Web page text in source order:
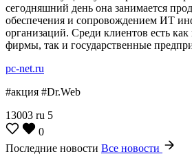
сегодняшний день она занимается
обеспечения и сопровождением ИТ
организаций. Среди клиентов есть
фирмы, так и государственные
pc-net.ru
#акция #Dr.Web
13003 ru 5
0
Последние новости Все новости